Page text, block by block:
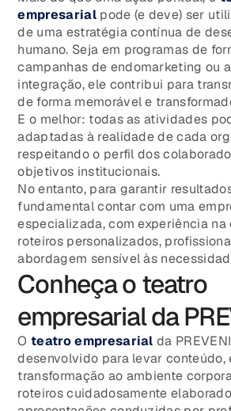
empresarialpode (e deve) ser
de uma estratégia contínua de
humano. Seja em programas de
campanhas de endomarketing ou
integração, ele contribui para
de forma memorável e
E o melhor: todas as atividades
adaptadas à realidade de cada
respeitando o perfil dos
objetivos institucionais.
No entanto, para garantir
fundamental contar com uma
especializada, com experiência na
roteiros personalizados,
abordagem sensível às
Conheça o teatro
empresarial da
Oteatro empresarial da
desenvolvido para levar conteúdo,
transformação ao ambiente
roteiros cuidadosamente